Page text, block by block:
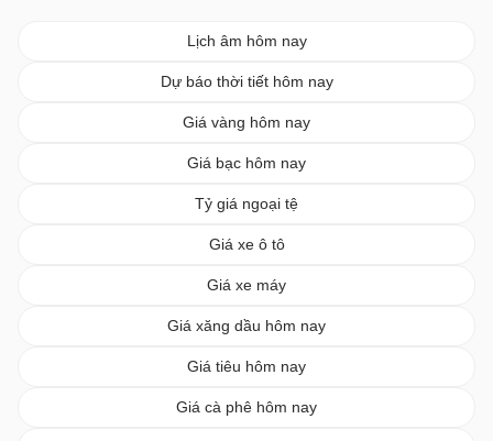
Lịch âm hôm nay
Dự báo thời tiết hôm nay
Giá vàng hôm nay
Giá bạc hôm nay
Tỷ giá ngoại tệ
Giá xe ô tô
Giá xe máy
Giá xăng dầu hôm nay
Giá tiêu hôm nay
Giá cà phê hôm nay